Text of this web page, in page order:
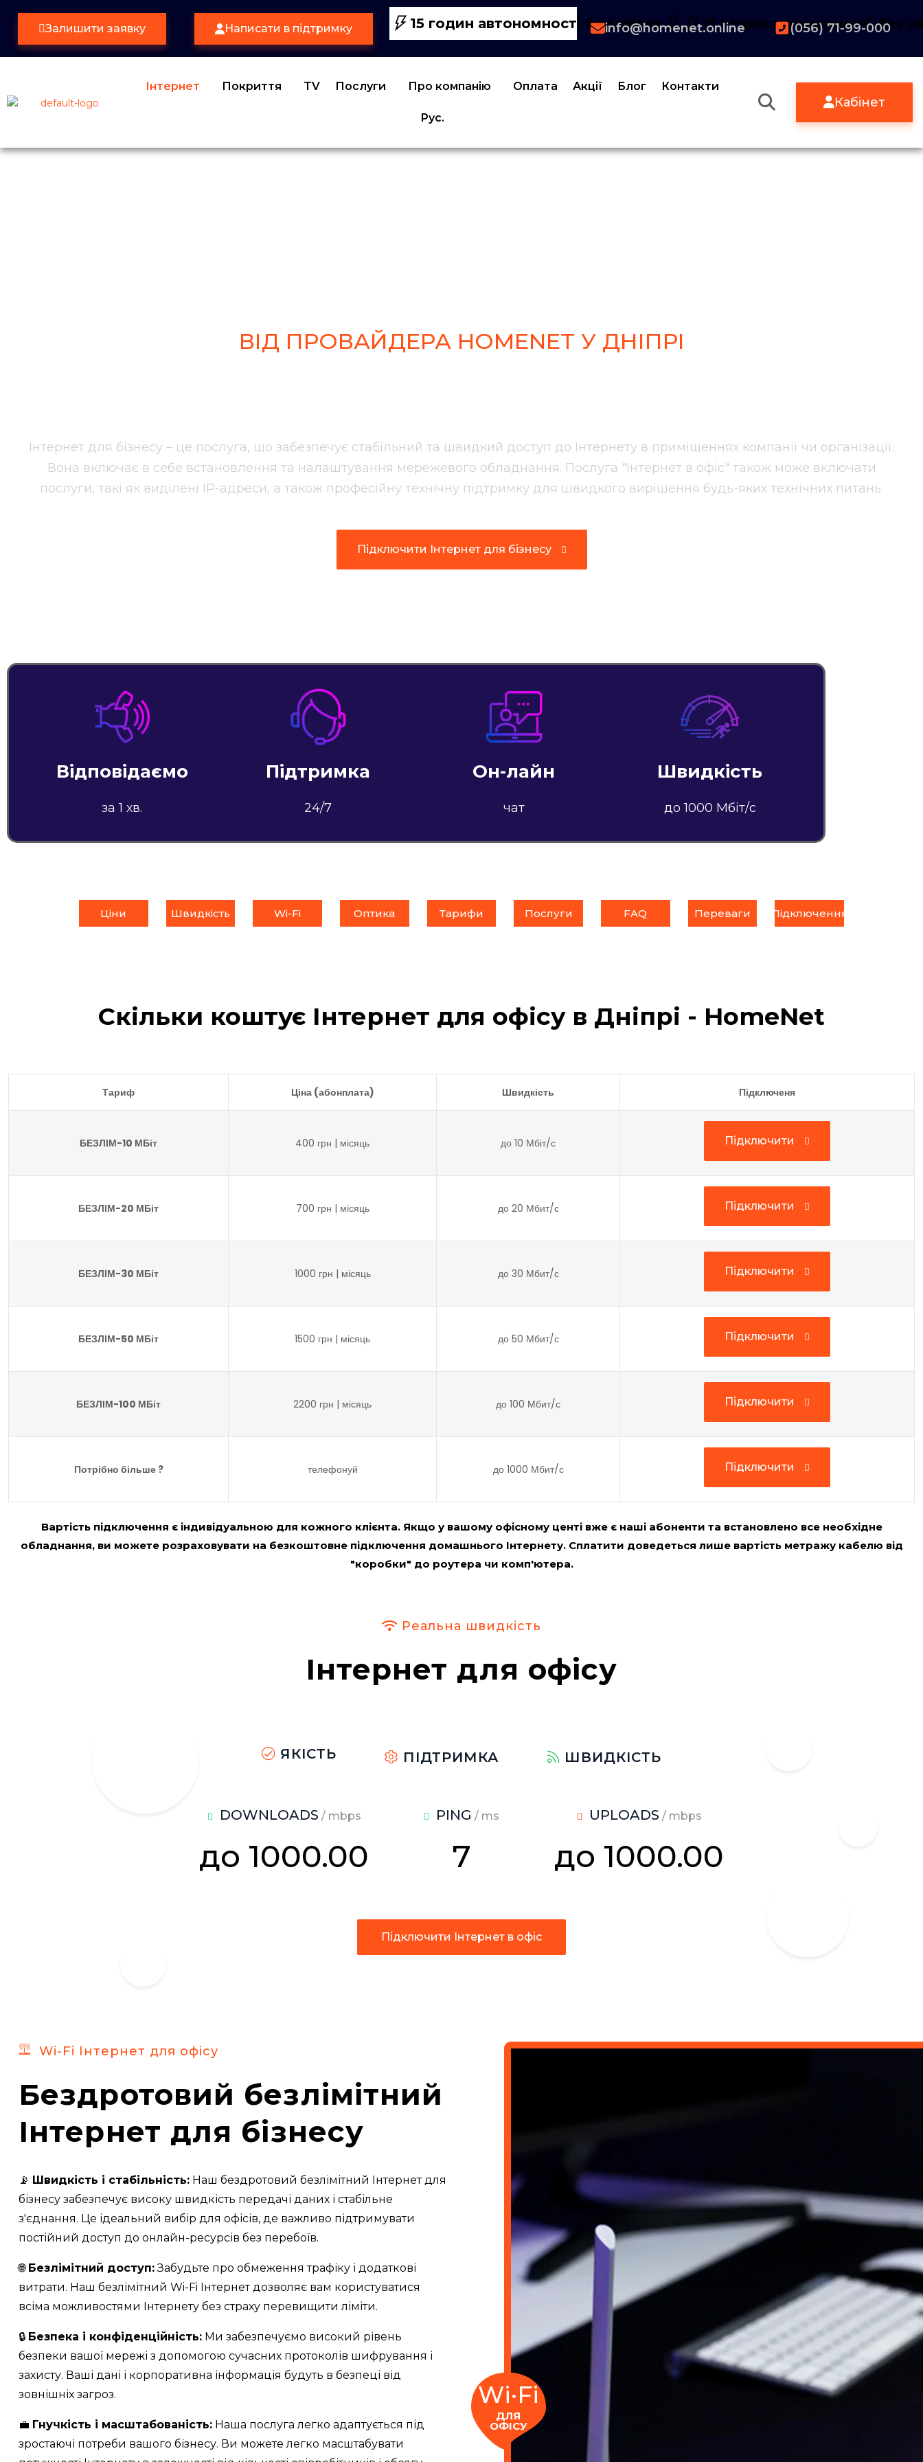
Залишити заявку Написати в підтримку 15 годин автономності без світла 15 годин автономності без
info@homenet.online (056) 71-99-000
Інтернет Покриття TV Послуги Про компанію Оплата Акції Блог Контакти
Рус.
Кабінет
ВІД ПРОВАЙДЕРА HOMENET У ДНІПРІ
Інтернет для бізнесу – це послуга, що забезпечує стабільний та швидкий доступ до Інтернету в приміщеннях компанії чи організації.
Вона включає в себе встановлення та налаштування мережевого обладнання. Послуга "Інтернет в офіс" також може включати
послуги, такі як виділені IP-адреси, а також професійну технічну підтримку для швидкого вирішення будь-яких технічних питань.
Підключити Інтернет для бізнесу
Відповідаємо
за 1 хв.
Підтримка
24/7
Он-лайн
чат
Швидкість
до 1000 Мбіт/с
Ціни Швидкість Wi-Fi Оптика Тарифи Послуги FAQ Переваги Підключення
Скільки коштує Інтернет для офісу в Дніпрі - HomeNet
Тариф Ціна (абонплата) Швидкість Підключеня
БЕЗЛІМ-10 МБіт 400 грн | місяць до 10 Мбіт/с
Підключити
БЕЗЛІМ-20 МБіт 700 грн | місяць до 20 Мбит/с
Підключити
БЕЗЛІМ-30 МБіт 1000 грн | місяць до 30 Мбит/с
Підключити
БЕЗЛІМ-50 МБіт 1500 грн | місяць до 50 Мбит/с
Підключити
БЕЗЛІМ-100 МБіт 2200 грн | місяць до 100 Мбит/с
Підключити
Потрібно більше ? телефонуй до 1000 Мбит/с
Підключити
Вартість підключення є індивідуальною для кожного клієнта. Якщо у вашому офісному центі вже є наші абоненти та встановлено все необхідне
обладнання, ви можете розраховувати на безкоштовне підключення домашнього Інтернету. Сплатити доведеться лише вартість метражу кабелю від
"коробки" до роутера чи комп'ютера.
Реальна швидкість
Інтернет для офісу
ЯКІСТЬ ПІДТРИМКА ШВИДКІСТЬ
DOWNLOADS / mbps
до 1000.00
PING / ms
7
UPLOADS / mbps
до 1000.00
Підключити Інтернет в офіс
Wi-Fi Інтернет для офісу
Бездротовий безлімітний
Інтернет для бізнесу
📡 Швидкість і стабільність: Наш бездротовий безлімітний Інтернет для
бізнесу забезпечує високу швидкість передачі даних і стабільне
з'єднання. Це ідеальний вибір для офісів, де важливо підтримувати
постійний доступ до онлайн-ресурсів без перебоїв.
🌐Безлімітний доступ:Забудьте про обмеження трафіку і додаткові
витрати. Наш безлімітний Wi-Fi Інтернет дозволяє вам користуватися
всіма можливостями Інтернету без страху перевищити ліміти.
🔒 Безпека і конфіденційність: Ми забезпечуємо високий рівень
безпеки вашої мережі з допомогою сучасних протоколів шифрування і
захисту. Ваші дані і корпоративна інформація будуть в безпеці від
зовнішніх загроз.
💼 Гнучкість і масштабованість: Наша послуга легко адаптується під
зростаючі потреби вашого бізнесу. Ви можете легко масштабувати
Wі·Fі
ДЛЯ
ОФІСУ